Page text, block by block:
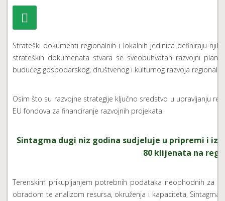
Strateški dokumenti regionalnih i lokalnih jedinica definiraju
strateških dokumenata stvara se sveobuhvatan razvojni
budućeg gospodarskog, društvenog i kulturnog razvoja
Osim što su razvojne strategije ključno sredstvo u upravljanju
EU fondova za financiranje razvojnih projekata.
Sintagma dugi niz godina sudjeluje u pripremi i
80 klijenata na
Terenskim prikupljanjem potrebnih podataka neophodnih za
obradom te analizom resursa, okruženja i kapaciteta,